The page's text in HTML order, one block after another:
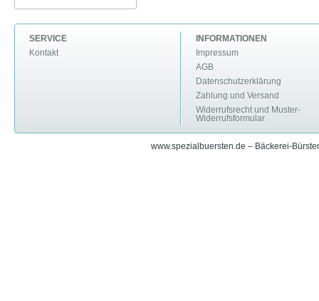
SERVICE
Kontakt
INFORMATIONEN
Impressum
AGB
Datenschutzerklärung
Zahlung und Versand
Widerrufsrecht und Muster-
Widerrufsformular
www.spezialbuersten.de – Bäckerei-